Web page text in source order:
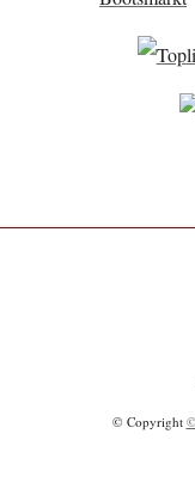
© Copyright